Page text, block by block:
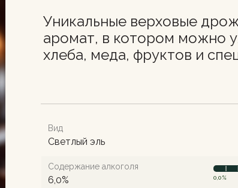
Уникальные верховые
аромат, в котором можно
хлеба, меда, фруктов и
Вид
Светлый эль
Содержание алкоголя
6,0% 0,0%